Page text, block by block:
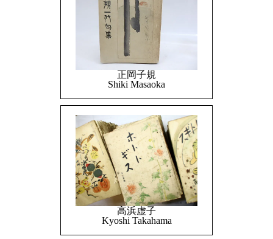
正岡子規
Shiki Masaoka
高浜虚子
Kyoshi Takahama